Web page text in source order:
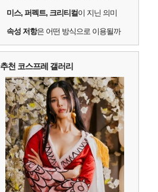
미스, 퍼펙트, 크리티컬이 지닌 의미
속성 저항은 어떤 방식으로 이용될까
추천 코스프레 갤러리